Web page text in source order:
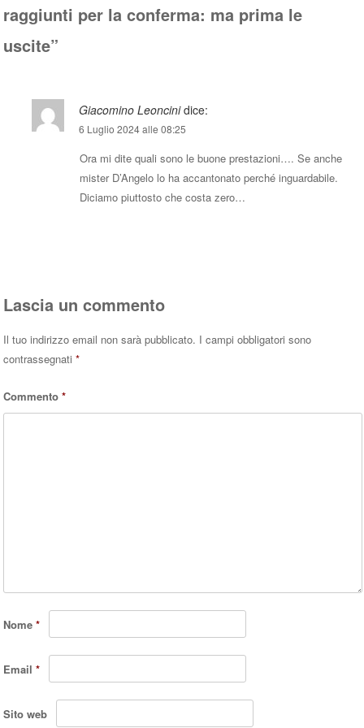
raggiunti per la conferma: ma prima le
uscite”
Giacomino Leoncini dice:
6 Luglio 2024 alle 08:25
Ora mi dite quali sono le buone prestazioni…. Se anche
mister D’Angelo lo ha accantonato perché inguardabile.
Diciamo piuttosto che costa zero…
Lascia un commento
Il tuo indirizzo email non sarà pubblicato. I campi obbligatori sono
contrassegnati*
Commento*
Nome*
Email*
Sito web